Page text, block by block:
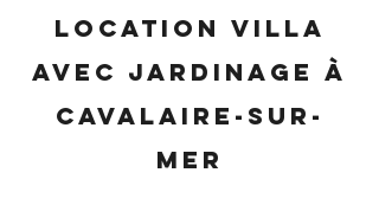
location villa
avec jardinage à
Cavalaire-sur-
Mer